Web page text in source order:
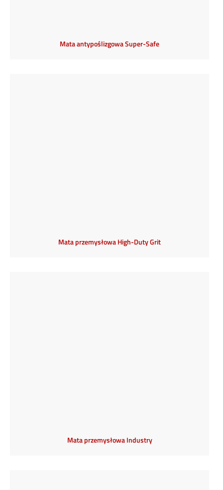
Mata antypoślizgowa Super-Safe
Mata przemysłowa High-Duty Grit
Mata przemysłowa Industry